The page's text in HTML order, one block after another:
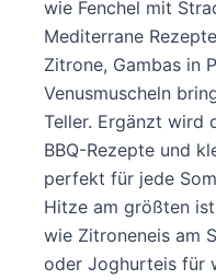
wie Fenchel mit
Mediterrane
Zitrone, Gambas in
Venusmuscheln
Teller. Ergänzt wird
BBQ-Rezepte und
perfekt für jede
Hitze am größten
wie Zitroneneis am
oder Joghurteis für